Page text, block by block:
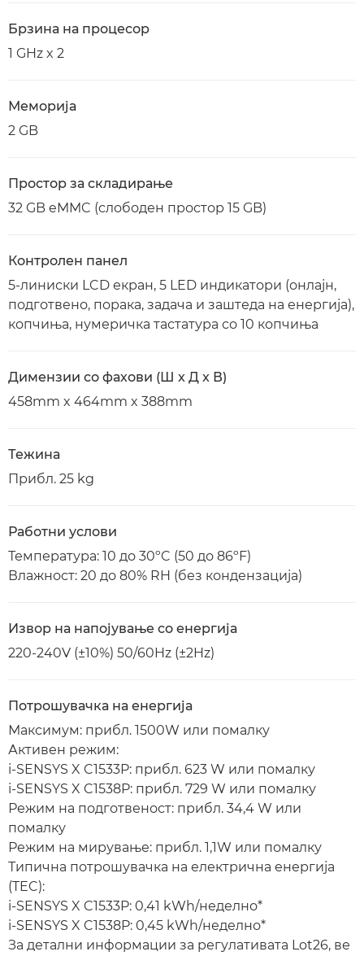
Брзина на процесор
1 GHz x 2
Меморија
2 GB
Простор за складирање
32 GB eMMC (слободен простор 15 GB)
Контролен панел
5-линиски LCD екран, 5 LED индикатори (онлајн,
подготвено, порака, задача и заштеда на енергија),
копчиња, нумеричка тастатура со 10 копчиња
Димензии со фахови (Ш x Д x В)
458mm x 464mm x 388mm
Тежина
Прибл. 25 kg
Работни услови
Температура: 10 до 30ºC (50 до 86ºF)
Влажност: 20 до 80% RH (без кондензација)
Извор на напојување со енергија
220-240V (±10%) 50/60Hz (±2Hz)
Потрошувачка на енергија
Максимум: прибл. 1500W или помалку
Активен режим:
i-SENSYS X C1533P: прибл. 623 W или помалку
i-SENSYS X C1538P: прибл. 729 W или помалку
Режим на подготвеност: прибл. 34,4 W или
помалку
Режим на мирување: прибл. 1,1W или помалку
Типична потрошувачка на електрична енергија
(TEC):
i-SENSYS X C1533P: 0,41 kWh/неделно*
i-SENSYS X C1538P: 0,45 kWh/неделно*
За детални информации за регулативата Lot26, ве